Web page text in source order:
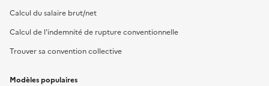
Calcul du salaire brut/net
Calcul de l'indemnité de rupture conventionnelle
Trouver sa convention collective
Modèles populaires